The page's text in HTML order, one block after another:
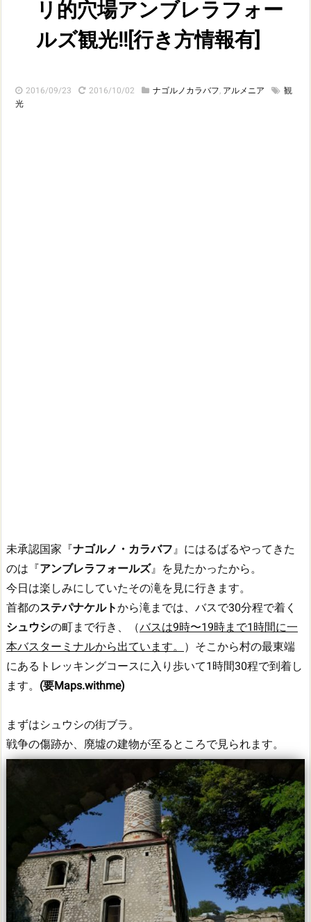
リ的穴場アンブレラフォー
ルズ観光!![行き方情報有]
2016/09/23 2016/10/02 ナゴルノカラバフ, アルメニア
観
光
未承認国家『ナゴルノ・カラバフ』にはるばるやってきた
のは『アンブレラフォールズ』を見たかったから。
今日は楽しみにしていたその滝を見に行きます。
首都のステパナケルトから滝までは、バスで30分程で着く
シュウシの町まで行き、（バスは9時〜19時まで1時間に一
本バスターミナルから出ています。
）そこから村の最東端
にあるトレッキングコースに入り歩いて1時間30程で到着し
ます。 (要Maps.withme)
まずはシュウシの街ブラ。
戦争の傷跡か、廃墟の建物が至るところで見られます。